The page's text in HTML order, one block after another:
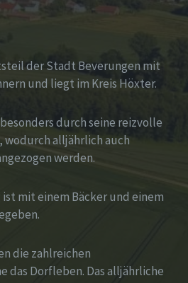
der Stadt Beverungen mit
und liegt im Kreis Höxter.
durch seine reizvolle
wodurch alljährlich auch
werden.
mit einem Bäcker und einem
die zahlreichen
das Dorfleben. Das alljährliche